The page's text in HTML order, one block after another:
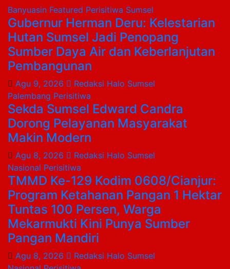
Banyuasin Featured Perisitiwa Sumsel
Gubernur Herman Deru: Kelestarian
Hutan Sumsel Jadi Penopang
Sumber Daya Air dan Keberlanjutan
Pembangunan
Agu 9, 2026
Redaksi Halo Sumsel
Palembang Perisitiwa
Sekda Sumsel Edward Candra
Dorong Pelayanan Masyarakat
Makin Modern
Agu 8, 2026
Redaksi Halo Sumsel
Nasional Perisitiwa
TMMD Ke-129 Kodim 0608/Cianjur:
Program Ketahanan Pangan 1 Hektar
Tuntas 100 Persen, Warga
Mekarmukti Kini Punya Sumber
Pangan Mandiri
Agu 8, 2026
Redaksi Halo Sumsel